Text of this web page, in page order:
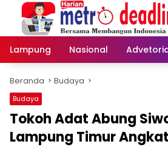
Langsung
konten
Lampung
Nasional
Beranda Budaya
Budaya
Tokoh Adat Abung
Lampung Timur